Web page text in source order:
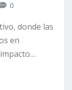
0
donde las
en